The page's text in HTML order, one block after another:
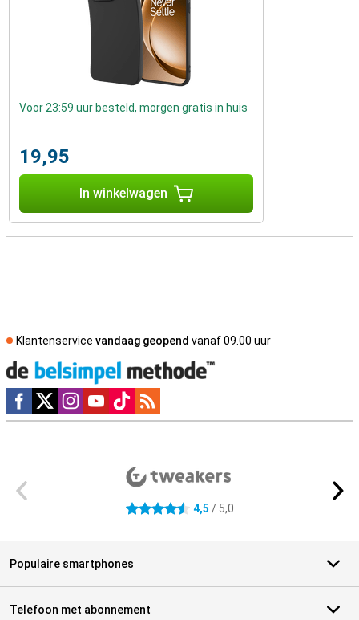
Voor 23:59 uur besteld, morgen gratis in huis
19,95
In winkelwagen
Klantenservice vandaag geopend vanaf 09.00 uur
Social media
4.5 sterren 4,5 / 5,0
Populaire smartphones
Telefoon met abonnement